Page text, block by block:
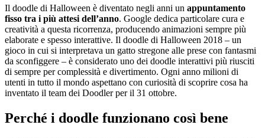
Il doodle di Halloween è diventato negli anni un appuntamento
fisso tra i più attesi dell’anno. Google dedica particolare cura e
creatività a questa ricorrenza, producendo animazioni sempre più
elaborate e spesso interattive. Il doodle di Halloween 2018 – un
gioco in cui si interpretava un gatto stregone alle prese con fantasmi
da sconfiggere – è considerato uno dei doodle interattivi più riusciti
di sempre per complessità e divertimento. Ogni anno milioni di
utenti in tutto il mondo aspettano con curiosità di scoprire cosa ha
inventato il team dei Doodler per il 31 ottobre.
Perché i doodle funzionano così bene